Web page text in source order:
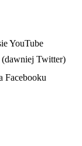
YouTube
(dawniej Twitter)
Facebooku